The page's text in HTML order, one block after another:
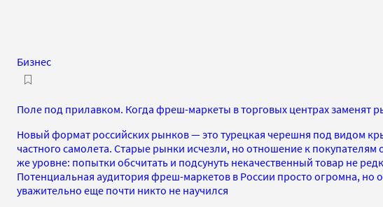
Бизнес
Поле под прилавком. Когда фреш-маркеты в торговых центрах заменят
Новый формат российских рынков — это турецкая черешня под видом
частного самолета. Старые рынки исчезли, но отношение к покупателям
же уровне: попытки обсчитать и подсунуть некачественный товар не
Потенциальная аудитория фреш-маркетов в России просто огромна, но
уважительно еще почти никто не научился